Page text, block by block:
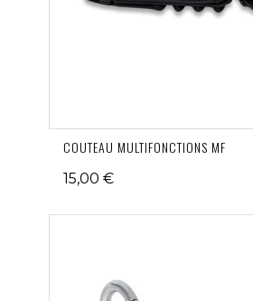
COUTEAU MULTIFONCTIONS MF
15,00 €